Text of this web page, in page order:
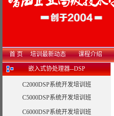
首 页 培训最新动态 课程介绍
嵌入式协处理器--DSP
C2000DSP系统开发培训班
C5000DSP系统开发培训班
C6000DSP系统开发培训班